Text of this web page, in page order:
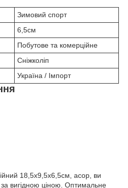
Зимовий спорт
6,5см
Побутове та комерційне
Сніжколіп
Україна / Імпорт
18,5х9,5х6,5см, асор, ви
за вигідною ціною. Оптимальне